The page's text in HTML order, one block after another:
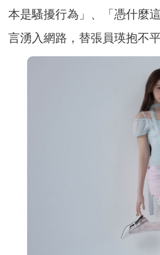
本是騷擾行為」、「憑什麼
言湧入網路，替張員瑛抱不平